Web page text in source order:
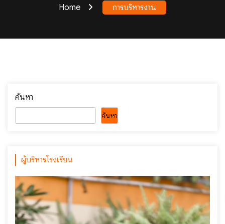
Home การบริหารงาน
ค้นหา
ค้นหา
ผู้บริหารโรงเรียน